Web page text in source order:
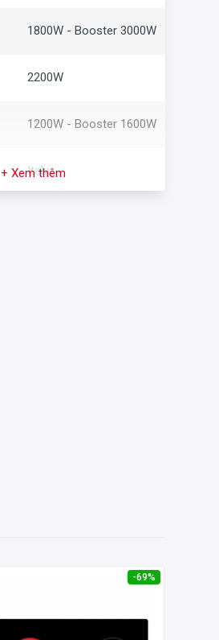
1800W - Booster 3000W
2200W
1200W - Booster 1600W
Italy
+ Xem thêm
-69%